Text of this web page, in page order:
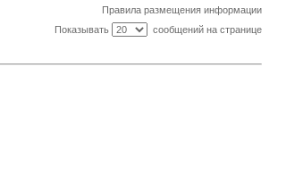
Правила размещения информации
Показывать
сообщений на странице